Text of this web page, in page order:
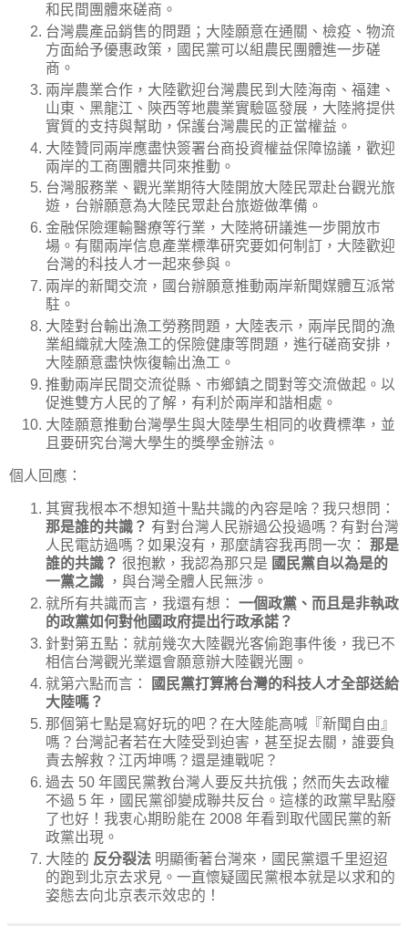
和民間團體來磋商。
台灣農產品銷售的問題；大陸願意在通關、檢疫、物流
方面給予優惠政策，國民黨可以組農民團體進一步磋
商。
兩岸農業合作，大陸歡迎台灣農民到大陸海南、福建、
山東、黑龍江、陝西等地農業實驗區發展，大陸將提供
實質的支持與幫助，保護台灣農民的正當權益。
大陸贊同兩岸應盡快簽署台商投資權益保障協議，歡迎
兩岸的工商團體共同來推動。
台灣服務業、觀光業期待大陸開放大陸民眾赴台觀光旅
遊，台辦願意為大陸民眾赴台旅遊做準備。
金融保險運輸醫療等行業，大陸將研議進一步開放市
場。有關兩岸信息產業標準研究要如何制訂，大陸歡迎
台灣的科技人才一起來參與。
兩岸的新聞交流，國台辦願意推動兩岸新聞媒體互派常
駐。
大陸對台輸出漁工勞務問題，大陸表示，兩岸民間的漁
業組織就大陸漁工的保險健康等問題，進行磋商安排，
大陸願意盡快恢復輸出漁工。
推動兩岸民間交流從縣、市鄉鎮之間對等交流做起。以
促進雙方人民的了解，有利於兩岸和諧相處。
大陸願意推動台灣學生與大陸學生相同的收費標準，並
且要研究台灣大學生的獎學金辦法。
個人回應：
其實我根本不想知道十點共識的內容是啥？我只想問：
那是誰的共識？ 有對台灣人民辦過公投過嗎？有對台灣
人民電訪過嗎？如果沒有，那麼請容我再問一次： 那是
誰的共識？ 很抱歉，我認為那只是 國民黨自以為是的
一黨之識 ，與台灣全體人民無涉。
就所有共識而言，我還有想： 一個政黨、而且是非執政
的政黨如何對他國政府提出行政承諾？
針對第五點：就前幾次大陸觀光客偷跑事件後，我已不
相信台灣觀光業還會願意辦大陸觀光團。
就第六點而言：
國民黨打算將台灣的科技人才全部送給
大陸嗎？
那個第七點是寫好玩的吧？在大陸能高喊『新聞自由』
嗎？台灣記者若在大陸受到迫害，甚至捉去關，誰要負
責去解救？江丙坤嗎？還是連戰呢？
過去 50 年國民黨教台灣人要反共抗俄；然而失去政權
不過 5 年，國民黨卻變成聯共反台。這樣的政黨早點廢
了也好！我衷心期盼能在 2008 年看到取代國民黨的新
政黨出現。
大陸的 反分裂法 明顯衝著台灣來，國民黨還千里迢迢
的跑到北京去求見。一直懷疑國民黨根本就是以求和的
姿態去向北京表示效忠的！